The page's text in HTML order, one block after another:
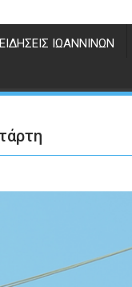
ΕΙΔΉΣΕΙΣ ΙΩΑΝΝΊΝΩΝ